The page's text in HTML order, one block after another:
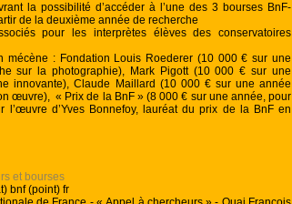
la possibilité d’accéder à l’une des 3 bourses BnF-
de la deuxième année de recherche
pour les interprètes élèves des conservatoires
mécène : Fondation Louis Roederer (10 000 € sur une
sur la photographie), Mark Pigott (10 000 € sur une
innovante), Claude Maillard (10 000 € sur une année
œuvre), « Prix de la BnF » (8 000 € sur une année, pour
l’œuvre d’Yves Bonnefoy, lauréat du prix de la BnF en
et bourses
bnf (point) fr